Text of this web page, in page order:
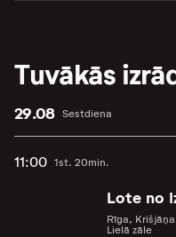
Tuvākās
Sestdiena
29.08
11:00 1st. 20min.
Lote no
Rīga,
Lielā zāle